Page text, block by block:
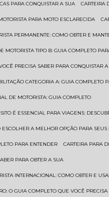
PARA CONQUISTAR A SUA
PARA MOTO ESCLARECIDA
PERMANENTE: COMO OBTER E
MOTORISTA TIPO B: GUIA COMPLETO
PRECISA SABER PARA CONQUISTAR
CATEGORIA A: GUIA COMPLETO
DE MOTORISTA: GUIA COMPLETO
É ESSENCIAL PARA VIAGENS:
ESCOLHER A MELHOR OPÇÃO PARA SEUS
PARA ENTENDER CARTEIRA PARA
PARA OBTER A SUA
INTERNACIONAL: COMO OBTER E
O GUIA COMPLETO QUE VOCÊ PRECISA